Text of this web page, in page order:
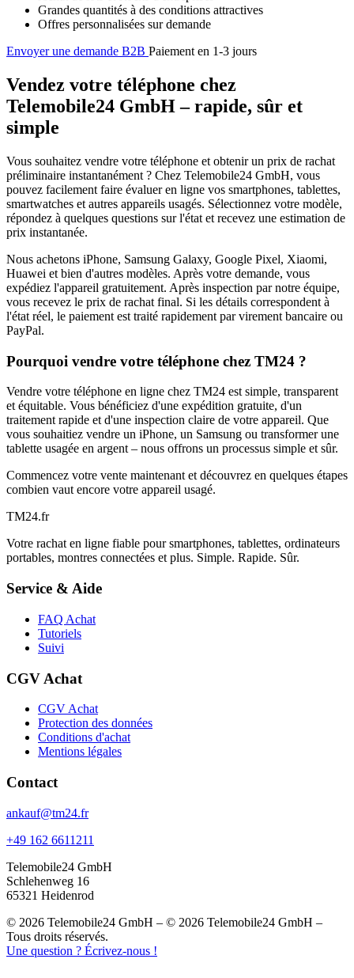
Grandes quantités à des conditions attractives
Offres personnalisées sur demande
Envoyer une demande B2B Paiement en 1-3 jours
Vendez votre téléphone chez
Telemobile24 GmbH – rapide, sûr et
simple
Vous souhaitez vendre votre téléphone et obtenir un prix de rachat
préliminaire instantanément ? Chez Telemobile24 GmbH, vous
pouvez facilement faire évaluer en ligne vos smartphones, tablettes,
smartwatches et autres appareils usagés. Sélectionnez votre modèle,
répondez à quelques questions sur l'état et recevez une estimation de
prix instantanée.
Nous achetons iPhone, Samsung Galaxy, Google Pixel, Xiaomi,
Huawei et bien d'autres modèles. Après votre demande, vous
expédiez l'appareil gratuitement. Après inspection par notre équipe,
vous recevez le prix de rachat final. Si les détails correspondent à
l'état réel, le paiement est traité rapidement par virement bancaire ou
PayPal.
Pourquoi vendre votre téléphone chez TM24 ?
Vendre votre téléphone en ligne chez TM24 est simple, transparent
et équitable. Vous bénéficiez d'une expédition gratuite, d'un
traitement rapide et d'une inspection claire de votre appareil. Que
vous souhaitiez vendre un iPhone, un Samsung ou transformer une
tablette usagée en argent – nous offrons un processus simple et sûr.
Commencez votre vente maintenant et découvrez en quelques étapes
combien vaut encore votre appareil usagé.
TM24.fr
Votre rachat en ligne fiable pour smartphones, tablettes, ordinateurs
portables, montres connectées et plus. Simple. Rapide. Sûr.
Service & Aide
FAQ Achat
Tutoriels
Suivi
CGV Achat
CGV Achat
Protection des données
Conditions d'achat
Mentions légales
Contact
ankauf@tm24.fr
+49 162 6611211
Telemobile24 GmbH
Schlehenweg 16
65321 Heidenrod
© 2026 Telemobile24 GmbH – © 2026 Telemobile24 GmbH –
Tous droits réservés.
Une question ? Écrivez-nous !